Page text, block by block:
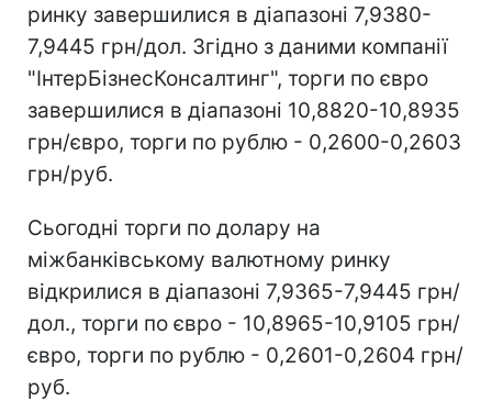
ринку завершилися в діапазоні 7,9380-
7,9445 грн/дол. Згідно з даними компанії
"ІнтерБізнесКонсалтинг", торги по євро
завершилися в діапазоні 10,8820-10,8935
грн/євро, торги по рублю - 0,2600-0,2603
грн/руб.
Сьогодні торги по долару на
міжбанківському валютному ринку
відкрилися в діапазоні 7,9365-7,9445 грн/
дол., торги по євро - 10,8965-10,9105 грн/
євро, торги по рублю - 0,2601-0,2604 грн/
руб.